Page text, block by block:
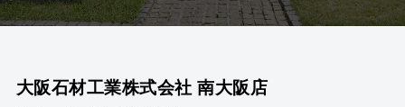
大阪石材工業株式会社 南大阪店